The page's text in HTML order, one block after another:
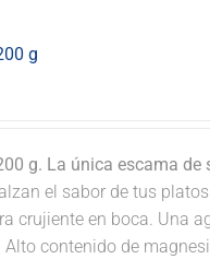
g
g. La única escama
el sabor de tus
crujiente en boca. Una
contenido de